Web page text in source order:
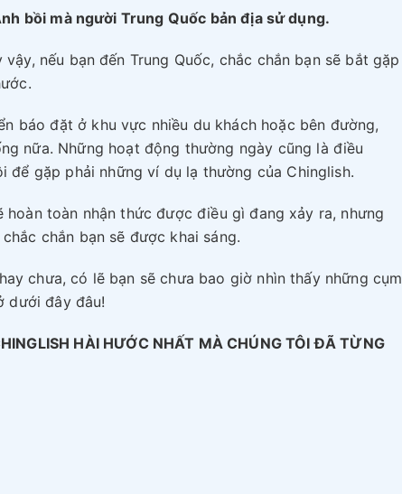
bồi mà người Trung Quốc bản địa sử dụng.
nếu bạn đến Trung Quốc, chắc chắn bạn sẽ bắt gặp
báo đặt ở khu vực nhiều du khách hoặc bên đường,
nữa. Những hoạt động thường ngày cũng là điều
để gặp phải những ví dụ lạ thường của Chinglish.
hoàn toàn nhận thức được điều gì đang xảy ra, nhưng
chắn bạn sẽ được khai sáng.
chưa, có lẽ bạn sẽ chưa bao giờ nhìn thấy những cụm
dưới đây đâu!
HÀI HƯỚC NHẤT MÀ CHÚNG TÔI ĐÃ TỪNG